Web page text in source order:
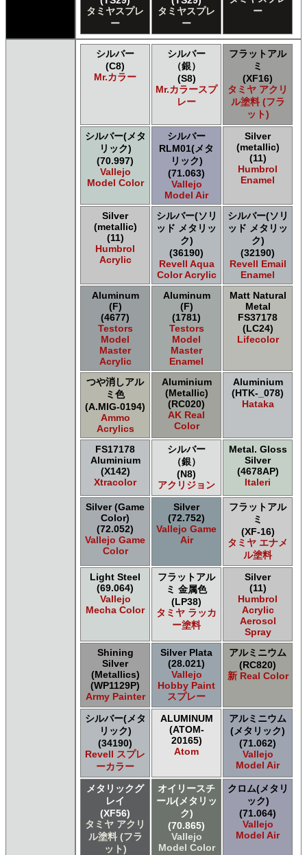
ＧＳＩクレオス Mr.カラー 色ノ源
ＧＳＩクレオス Mr.カラー スーパーメタリック 2
ＧＳＩクレオス Mr.カラースプレー
ＧＳＩクレオス Mr.クリアカラーGX
ＧＳＩクレオス Mr.クリスタルカラー
ＧＳＩクレオス Mr.サーフェイサー/プライマー
ＧＳＩクレオス Mr.メタリックカラーGX
ＧＳＩクレオス Mr.メタルカラー
ＧＳＩクレオス アクリジョン
ＧＳＩクレオス ガンダムカラー
ＧＳＩクレオス ガンダムカラー
ＧＳＩクレオス ガンダムカラースプレー
ＧＳＩクレオス ガンダムカラースプレー
ＧＳＩクレオス ガンダムマーカー
ＧＳＩクレオス 水性ホビーカラー
タミヤスプレ
ー
タミヤスプレ
ー
ー
シルバー
(C8)
Mr.カラー
シルバー
（銀）
(S8)
Mr.カラースプ
レー
フラットアル
ミ
(XF16)
タミヤ アクリ
ル塗料 (フラ
ット)
シルバー(メタ
リック)
(70.997)
Vallejo
Model Color
シルバー
RLM01(メタ
リック)
(71.063)
Vallejo
Model Air
Silver
(metallic)
(11)
Humbrol
Enamel
Silver
(metallic)
(11)
Humbrol
Acrylic
シルバー(ソリ
ッド メタリッ
ク)
(36190)
Revell Aqua
Color Acrylic
シルバー(ソリ
ッド メタリッ
ク)
(32190)
Revell Email
Enamel
Aluminum
(F)
(4677)
Testors
Model
Master
Acrylic
Aluminum
(F)
(1781)
Testors
Model
Master
Enamel
Matt Natural
Metal
FS37178
(LC24)
Lifecolor
つや消しアル
ミ色
(A.MIG-0194)
Ammo
Acrylics
Aluminium
(Metallic)
(RC020)
AK Real
Color
Aluminium
(HTK-_078)
Hataka
FS17178
Aluminium
(X142)
Xtracolor
シルバー
（銀）
(N8)
アクリジョン
Metal. Gloss
Silver
(4678AP)
Italeri
Silver (Game
Color)
(72.052)
Vallejo Game
Color
Silver
(72.752)
Vallejo Game
Air
フラットアル
ミ
(XF-16)
タミヤ エナメ
ル塗料
Light Steel
(69.064)
Vallejo
Mecha Color
フラットアル
ミ 金属色
(LP38)
タミヤ ラッカ
ー塗料
Silver
(11)
Humbrol
Acrylic
Aerosol
Spray
Shining
Silver
(Metallics)
(WP1129P)
Army Painter
Silver Plata
(28.021)
Vallejo
Hobby Paint
スプレー
アルミニウム
(RC820)
新 Real Color
シルバー(メタ
リック)
(34190)
Revell スプレ
ーカラー
ALUMINUM
(ATOM-
20165)
Atom
アルミニウム
(メタリック)
(71.062)
Vallejo
Model Air
メタリックグ
レイ
(XF56)
タミヤ アクリ
ル塗料 (フラ
ット)
オイリースチ
ール(メタリッ
ク)
(70.865)
Vallejo
Model Color
クロム(メタリ
ック)
(71.064)
Vallejo
Model Air